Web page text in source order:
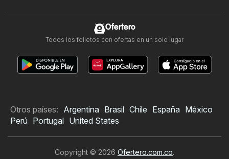
Ofertero
Todos los folletos con ofertas en un solo lugar
Otros países: Argentina Brasil Chile España México
Perú Portugal United States
Copyright © 2026 Ofertero.com.co.